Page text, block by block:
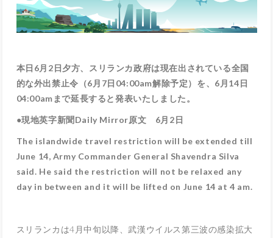
本日6月2日夕方、スリランカ政府は現在出されている全国
的な外出禁止令（6月7日04:00am解除予定）を、6月14日
04:00amまで延長すると発表いたしました。
●現地英字新聞Daily Mirror原文 6月2日
The islandwide travel restriction will be extended till
June 14, Army Commander General Shavendra Silva
said. He said the restriction will not be relaxed any
day in between and it will be lifted on June 14 at 4 am.
スリランカは4月中旬以降、武漢ウイルス第三波の感染拡大